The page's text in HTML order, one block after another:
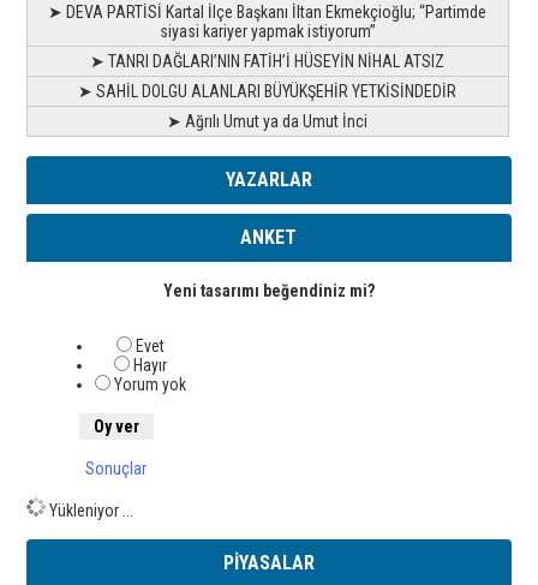
➤ DEVA PARTİSİ Kartal İlçe Başkanı İltan Ekmekçioğlu; “Partimde
siyasi kariyer yapmak istiyorum”
➤ TANRI DAĞLARI’NIN FATİH’İ HÜSEYİN NİHAL ATSIZ
➤ SAHİL DOLGU ALANLARI BÜYÜKŞEHİR YETKİSİNDEDİR
➤ Ağrılı Umut ya da Umut İnci
YAZARLAR
ANKET
Yeni tasarımı beğendiniz mi?
Evet
Hayır
Yorum yok
Sonuçlar
Yükleniyor ...
PİYASALAR